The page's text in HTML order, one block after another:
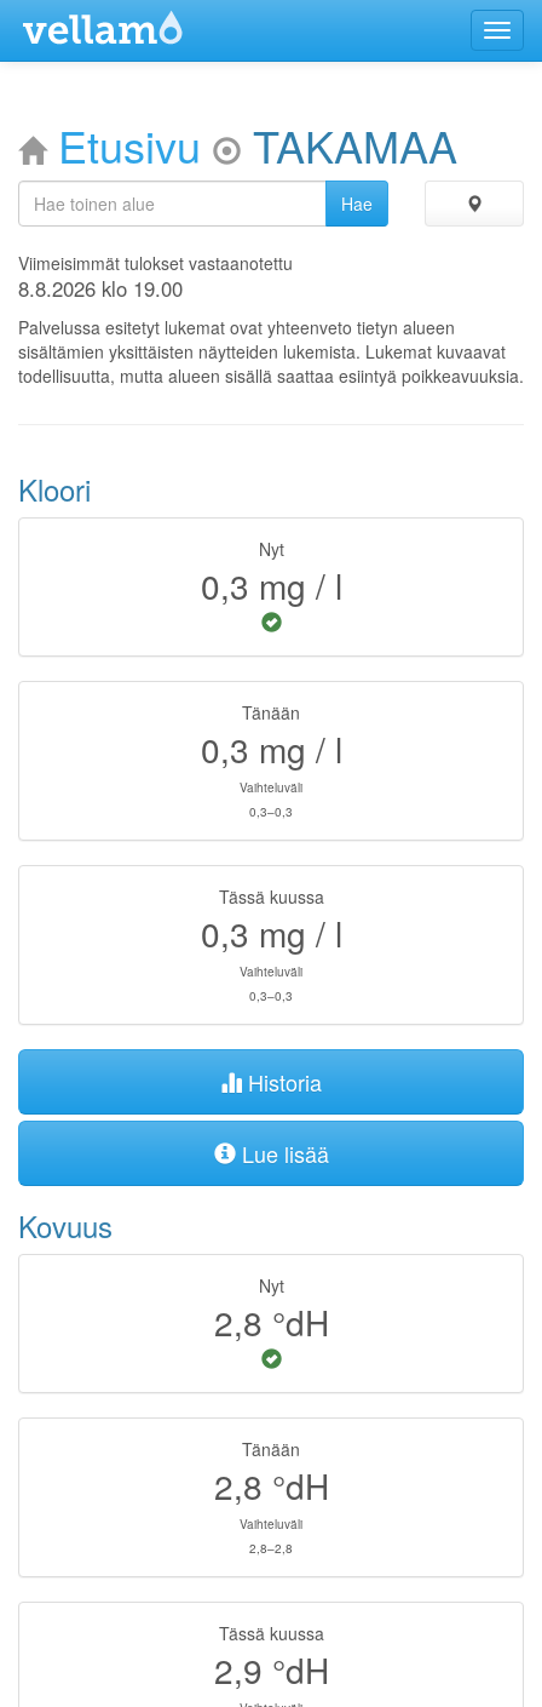
Menu
Etusivu TAKAMAA
Viimeisimmät tulokset vastaanotettu
8.8.2026 klo 19.00
Palvelussa esitetyt lukemat ovat yhteenveto tietyn alueen
sisältämien yksittäisten näytteiden lukemista. Lukemat kuvaavat
todellisuutta, mutta alueen sisällä saattaa esiintyä poikkeavuuksia.
Kloori
Nyt
0,3 mg / l
Tänään
0,3 mg / l
Vaihteluväli
0,3–0,3
Tässä kuussa
0,3 mg / l
Vaihteluväli
0,3–0,3
Historia
Lue lisää
Kovuus
Nyt
2,8 °dH
Tänään
2,8 °dH
Vaihteluväli
2,8–2,8
Tässä kuussa
2,9 °dH